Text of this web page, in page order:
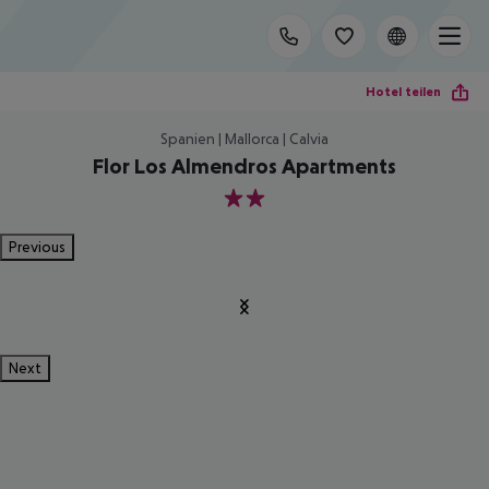
Hotel teilen
Spanien | Mallorca | Calvia
Flor Los Almendros Apartments
2
Previous
Next